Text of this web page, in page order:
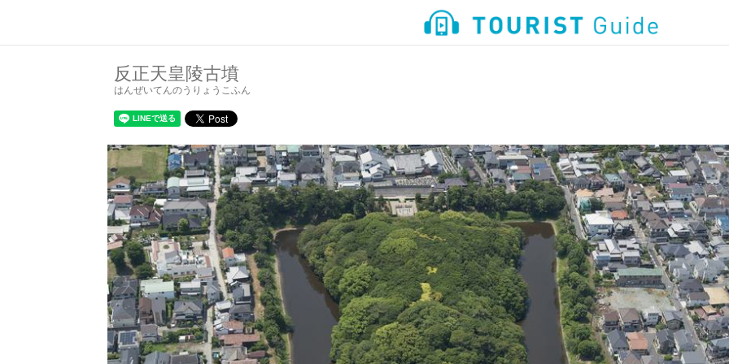
反正天皇陵古墳
はんぜいてんのうりょうこふん